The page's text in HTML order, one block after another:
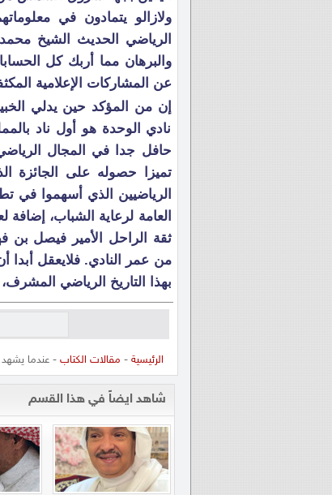
ولازالو يتمادون في
الرياضي الحديث الشيخ
والبرهان مما أربك كل
عن المشاركات الإعلامية
إن من المؤكد حين يدلي
نادي الوحدة هو أول ناد
حافل جدا في المجال الرياضي
تميزا حصوله على الجائزة
الرياضيين الذي أسهموا في
العامة لرعاية الشباب،
ثقة الراحل الأمير فيصل
من عمر النادي. فلايعقل أبدا
بهذا التاريخ الرياضي
الرئيسية - مقالات الكتاب - عندما يشهد
شاهد ايضاً في هذا القسم